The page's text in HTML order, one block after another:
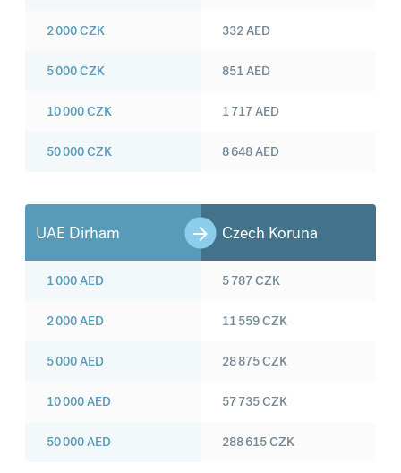
2 000CZK
5 000CZK
10 000CZK
50 000CZK
332AED
851AED
1 717AED
8 648AED
UAE Dirham Czech Koruna
1 000AED
2 000AED
5 000AED
10 000AED
50 000AED
5 787CZK
11 559CZK
28 875CZK
57 735CZK
288 615CZK